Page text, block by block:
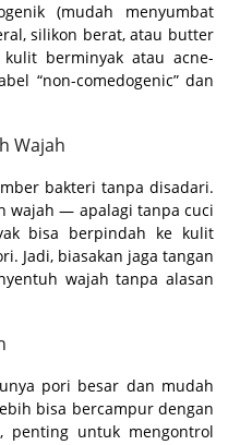
(mudah menyumbat
silikon berat, atau butter
berminyak atau acne-
“non-comedogenic” dan
Wajah
bakteri tanpa disadari.
wajah — apalagi tanpa cuci
bisa berpindah ke kulit
Jadi, biasakan jaga tangan
wajah tanpa alasan
pori besar dan mudah
bisa bercampur dengan
untuk mengontrol